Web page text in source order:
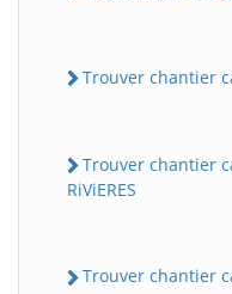
Trouver chantier
Trouver chantier
RiViERES
Trouver chantier